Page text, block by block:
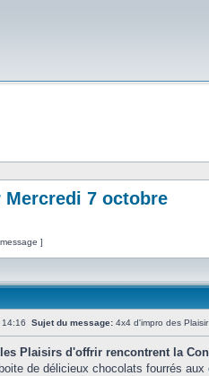
7 octobre
]
Sujet du message: 4x4 d'impro des
Plaisirs d'offrir rencontrent la
de délicieux chocolats fourrés